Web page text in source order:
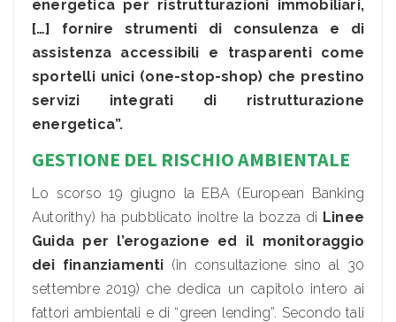
energetica per ristrutturazioni immobiliari,
[…] fornire strumenti di consulenza e di
assistenza accessibili e trasparenti come
sportelli unici (one-stop-shop) che prestino
servizi integrati di ristrutturazione
energetica”.
GESTIONE DEL RISCHIO AMBIENTALE
Lo scorso 19 giugno la EBA (European Banking
Autorithy) ha pubblicato inoltre la bozza di Linee
Guida per l’erogazione ed il monitoraggio
dei finanziamenti (in consultazione sino al 30
settembre 2019) che dedica un capitolo intero ai
fattori ambientali e di “green lending”. Secondo tali